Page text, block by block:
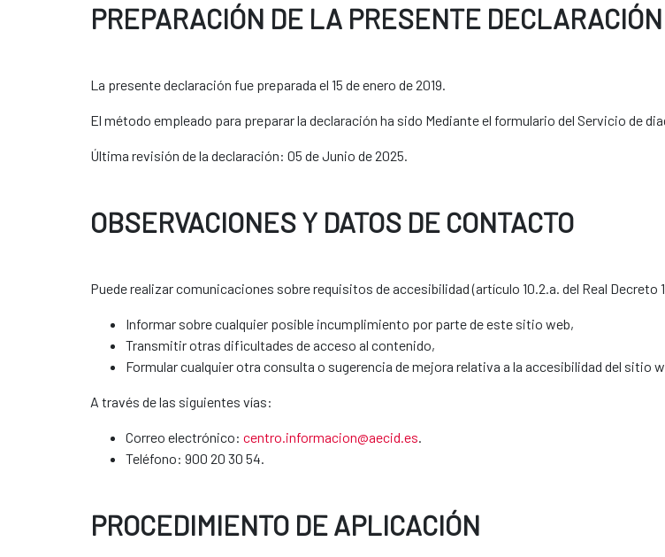
PREPARACIÓN DE LA PRESENTE
La presente declaración fue preparada el 15 de enero de 2019.
El método empleado para preparar la declaración ha sido Mediante el formulario del Servicio de
Última revisión de la declaración: 05 de Junio de 2025.
OBSERVACIONES Y DATOS DE CONTACTO
Puede realizar comunicaciones sobre requisitos de accesibilidad (artículo 10.2.a. del Real Decreto
Informar sobre cualquier posible incumplimiento por parte de este sitio web,
Transmitir otras dificultades de acceso al contenido,
Formular cualquier otra consulta o sugerencia de mejora relativa a la accesibilidad del sitio
A través de las siguientes vías:
Correo electrónico: centro.informacion@aecid.es
Teléfono: 900 20 30 54.
PROCEDIMIENTO DE APLICACIÓN